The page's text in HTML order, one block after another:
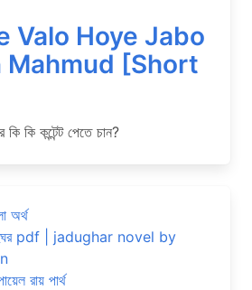
Valo Hoye Jabo
Mahmud [Short
কি কন্টেন্ট পেতে চান?
অর্থ
pdf | jadughar novel by
রায় পার্থ